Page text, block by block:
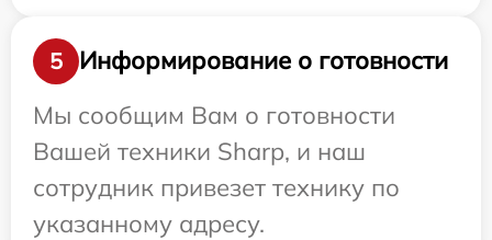
5
Информирование о готовности
Мы сообщим Вам о готовности
Вашей техники Sharp, и наш
сотрудник привезет технику по
указанному адресу.